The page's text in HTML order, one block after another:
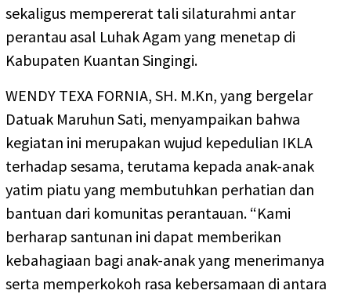
sekaligus mempererat tali silaturahmi antar
perantau asal Luhak Agam yang menetap di
Kabupaten Kuantan Singingi.
WENDY TEXA FORNIA, SH. M.Kn, yang bergelar
Datuak Maruhun Sati, menyampaikan bahwa
kegiatan ini merupakan wujud kepedulian IKLA
terhadap sesama, terutama kepada anak-anak
yatim piatu yang membutuhkan perhatian dan
bantuan dari komunitas perantauan. “Kami
berharap santunan ini dapat memberikan
kebahagiaan bagi anak-anak yang menerimanya
serta memperkokoh rasa kebersamaan di antara